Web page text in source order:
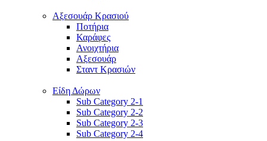
Aξεσουάρ Κρασιού
Ποτήρια
Καράφες
Ανοιχτήρια
Αξεσουάρ
Σταντ Κρασιών
Είδη Δώρων
Sub Category 2-1
Sub Category 2-2
Sub Category 2-3
Sub Category 2-4